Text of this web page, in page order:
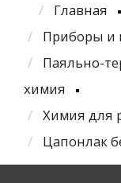
Главная
Приборы и
Паяльно-
химия
Химия для
Цапонлак